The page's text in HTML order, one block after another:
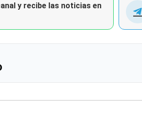
y recibe las noticias en